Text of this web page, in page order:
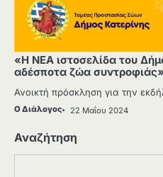
«Η ΝΕΑ ιστοσελίδα του
αδέσποτα ζώα συντροφιάς»
Ανοικτή πρόσκληση για την
Ο Διάλογος 22 Μαΐου 2024
Αναζήτηση